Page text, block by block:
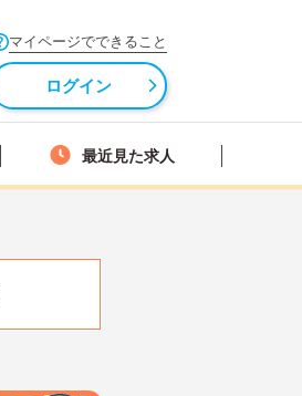
マイページでできること
ログイン
最近見た求人